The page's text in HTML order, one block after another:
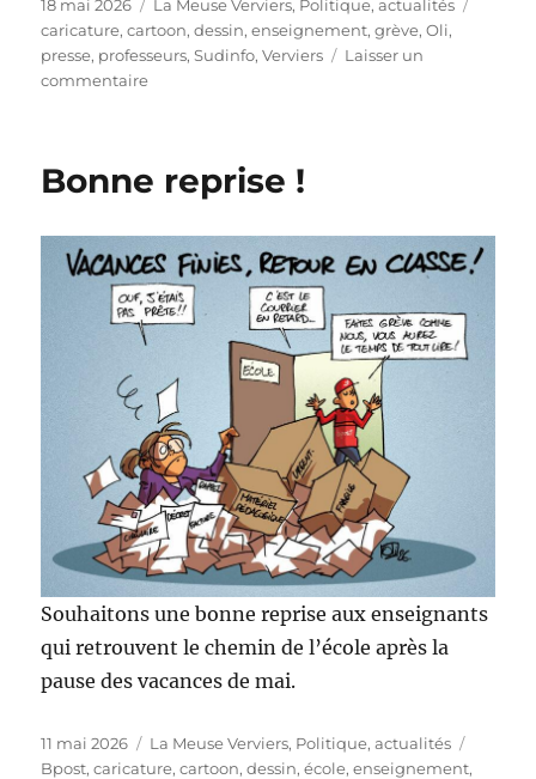
Publié
le
18 mai 2026 Catégories
La Meuse Verviers, Politique, actualités
caricature,cartoon,dessin,enseignement,grève,Oli,
presse, professeurs,Sudinfo,Verviers
Laisser un
commentairesur
profs
Bonne reprise !
Souhaitons une bonne reprise aux enseignants
qui retrouvent le chemin de l’école après la
pause des vacances de mai.
Publié
le
11 mai 2026 Catégories
La Meuse Verviers, Politique, actualités
Bpost,caricature,cartoon,dessin,école,enseignement,